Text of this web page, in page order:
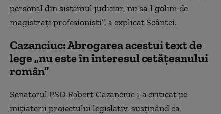
personal din sistemul judiciar, nu să-l golim de
magistraţi profesionişti”, a explicat Scântei.
Cazanciuc: Abrogarea acestui text de
lege „nu este în interesul cetăţeanului
român”
Senatorul PSD Robert Cazanciuc i-a criticat pe
iniţiatorii proiectului legislativ, susţinând că